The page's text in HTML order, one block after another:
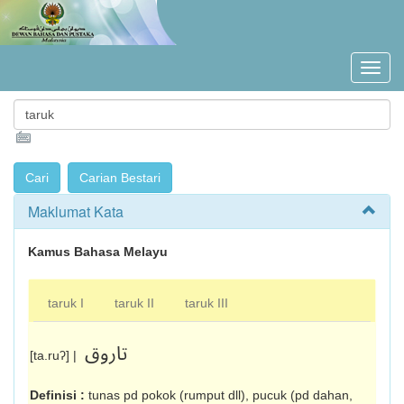
Maklumat Kata
Kamus Bahasa Melayu
taruk I taruk II taruk III
[ta.ruʔ] | تاروق
Definisi : tunas pd pokok (rumput dll), pucuk (pd dahan,